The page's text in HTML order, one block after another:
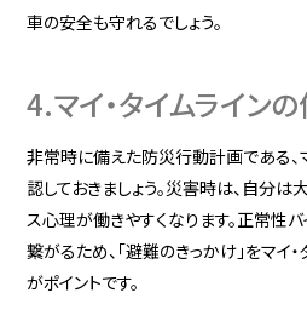
車の安全も守れるでしょう。
4.マイ・タイムライン
非常時に備えた防災行動計画である、
認しておきましょう。災害時は、自分
ス心理が働きやすくなります。正常性
繋がるため、「避難のきっかけ」をマイ
がポイントです。